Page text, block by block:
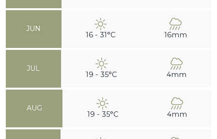
JUN
16 - 31°C 16mm
JUL
19 - 35°C 4mm
AUG
19 - 35°C 4mm